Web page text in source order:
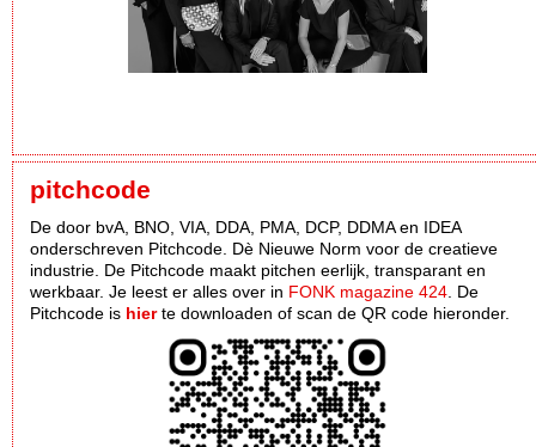
pitchcode
De door bvA, BNO, VIA, DDA, PMA, DCP, DDMA en IDEA
onderschreven Pitchcode. Dè Nieuwe Norm voor de creatieve
industrie. De Pitchcode maakt pitchen eerlijk, transparant en
werkbaar. Je leest er alles over in FONK magazine 424 . De
Pitchcode is hierte downloaden of scan de QR code hieronder.